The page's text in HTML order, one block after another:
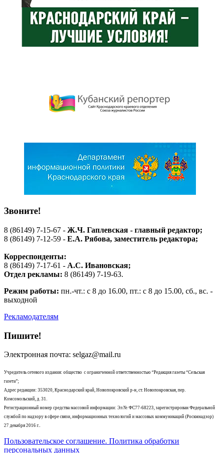
Звоните!
8 (86149) 7-15-67 - Ж.Ч. Гаплевская - главный редактор;
8 (86149) 7-12-59 - Е.А. Рябова, заместитель редактора;
Корреспонденты:
8 (86149) 7-17-61 - А.С. Ивановская;
Отдел рекламы: 8 (86149) 7-19-63.
Режим работы: пн.-чт.: с 8 до 16.00, пт.: с 8 до 15.00, сб., вс. -
выходной
Рекламодателям
Пишите!
Электронная почта: selgaz@mail.ru
Учредитель сетевого издания: общество с ограниченной ответственностью “Редакция газеты “Сельская
газета”;
Адрес редакции: 353020, Краснодарский край, Новопокровский р-н, ст. Новопокровская, пер.
Комсомольский, д. 31.
Регистрационный номер средства массовой информации: Эл № ФС77-68223, зарегистрирован Федеральной
службой по надзору в сфере связи, информационных технологий и массовых коммуникаций (Роскмнадзор)
27 декабря 2016 г..
Пользовательское соглашение. Политика обработки
персональных данных